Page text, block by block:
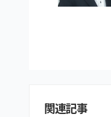
関連記事